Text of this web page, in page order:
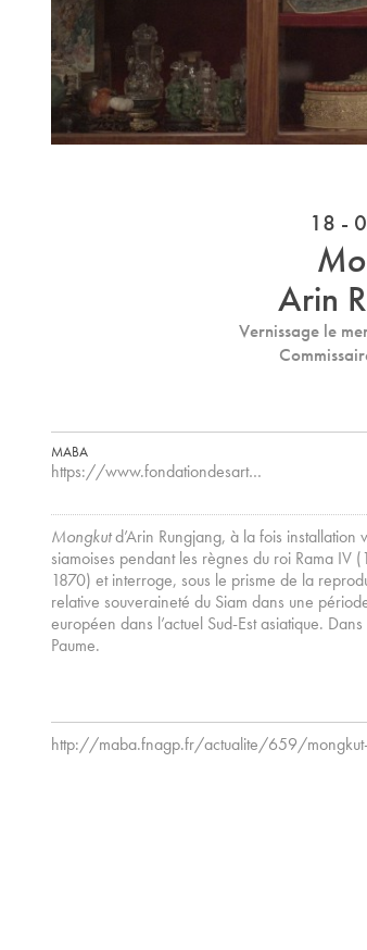
18 -
Arin
Vernissage le
MABA
https://www.fondationdesart…
Mongkutd’Arin Rungjang, à la fois
siamoises pendant les règnes du roi Rama
1870) et interroge, sous le prisme de la
relative souveraineté du Siam dans une
européen dans l’actuel Sud-Est asiatique.
Paume.
http://maba.fnagp.fr/actualite/659/